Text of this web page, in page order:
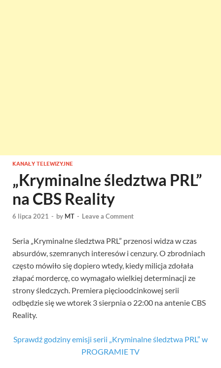
KANAŁY TELEWIZYJNE
„Kryminalne śledztwa PRL”
na CBS Reality
6 lipca 2021 - by MT - Leave a Comment
Seria „Kryminalne śledztwa PRL” przenosi widza w czas
absurdów, szemranych interesów i cenzury. O zbrodniach
często mówiło się dopiero wtedy, kiedy milicja zdołała
złapać mordercę, co wymagało wielkiej determinacji ze
strony śledczych. Premiera pięcioodcinkowej serii
odbędzie się we wtorek 3 sierpnia o 22:00 na antenie CBS
Reality.
Sprawdź godziny emisji serii „Kryminalne śledztwa PRL” w
PROGRAMIE TV